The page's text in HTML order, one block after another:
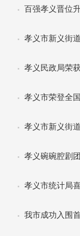
百强孝义晋位
孝义市新义街
孝义民政局荣
孝义市荣登全
孝义市新义街
孝义碗碗腔剧
孝义市统计局
我市成功入围